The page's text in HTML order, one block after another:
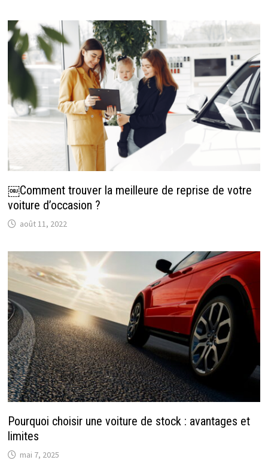
￼Comment trouver la meilleure de reprise de votre
voiture d’occasion ?
août 11, 2022
Pourquoi choisir une voiture de stock : avantages et
limites
mai 7, 2025